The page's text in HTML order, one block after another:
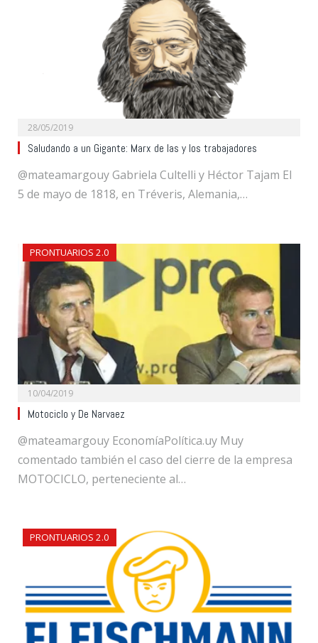
28/05/2019
Saludando a un Gigante: Marx de las y los trabajadores
@mateamargouy Gabriela Cultelli y Héctor Tajam El
5 de mayo de 1818, en Tréveris, Alemania,…
PRONTUARIOS 2.0
10/04/2019
Motociclo y De Narvaez
@mateamargouy EconomíaPolítica.uy Muy
comentado también el caso del cierre de la empresa
MOTOCICLO, perteneciente al…
PRONTUARIOS 2.0